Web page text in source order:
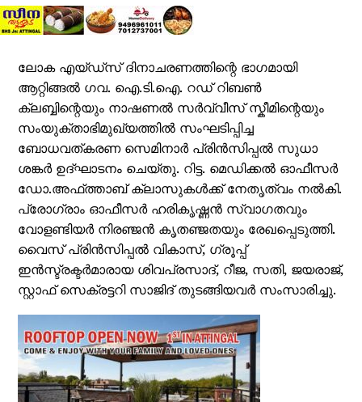
ലോക എയ്ഡ്സ് ദിനാചരണത്തിന്റെ ഭാഗമായി
ആറ്റിങ്ങൽ ഗവ. ഐ.ടി.ഐ. റഡ് റിബൺ
ക്ലബ്ബിന്റെയും നാഷണൽ സർവ്വീസ് സ്കീമിന്റെയും
സംയുക്താഭിമുഖ്യത്തിൽ സംഘടിപ്പിച്ച
ബോധവത്കരണ സെമിനാർ പ്രിൻസിപ്പൽ സുധാ
ശങ്കർ ഉദ്ഘാടനം ചെയ്തു. റിട്ട. മെഡിക്കൽ ഓഫീസർ
ഡോ.അഫ്ത്താബ് ക്ലാസുകൾക്ക് നേതൃത്വം നൽകി.
പ്രോഗ്രാം ഓഫീസർ ഹരികൃഷ്ണൻ സ്വാഗതവും
വോളണ്ടിയർ നിരഞ്ജൻ കൃതഞ്ജതയും രേഖപ്പെടുത്തി.
വൈസ് പ്രിൻസിപ്പൽ വികാസ്, ഗ്രൂപ്പ്
ഇൻസ്ട്രക്ടർമാരായ ശിവപ്രസാദ്, റീജ, സതി, ജയരാജ്,
സ്റ്റാഫ് സെക്രട്ടറി സാജിദ് തുടങ്ങിയവർ സംസാരിച്ചു.